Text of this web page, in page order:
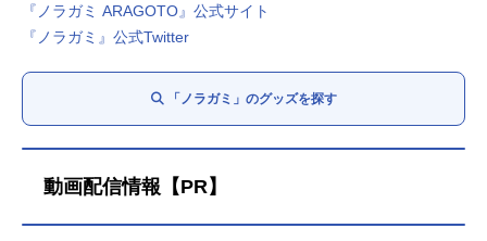
『ノラガミ ARAGOTO』公式サイト
『ノラガミ』公式Twitter
「ノラガミ」のグッズを探す
動画配信情報【PR】